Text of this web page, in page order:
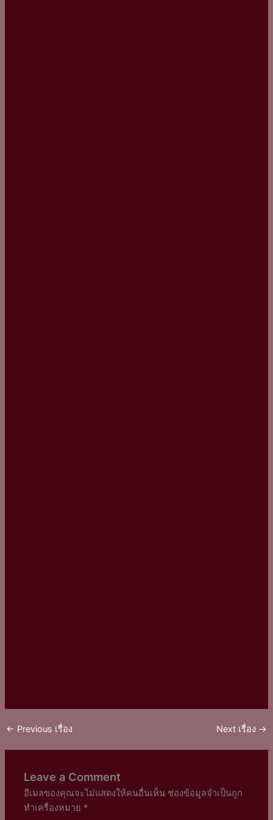
← Previous เรื่อง Next เรื่อง →
Leave a Comment
อีเมลของคุณจะไม่แสดงให้คนอื่นเห็น ช่องข้อมูลจำเป็นถูก
ทำเครื่องหมาย *